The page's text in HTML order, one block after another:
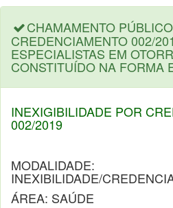
CHAMAMENTO
CREDENCIAMENTO 002/
ESPECIALISTAS EM
CONSTITUÍDO NA FORMA
INEXIGIBILIDADE POR
002/2019
MODALIDADE:
INEXIBILIDADE/
ÁREA: SAÚDE